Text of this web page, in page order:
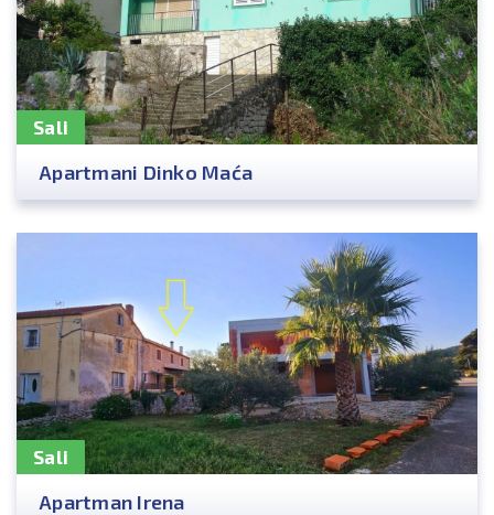
Sali
Apartmani Dinko Maća
Sali
Apartman Irena